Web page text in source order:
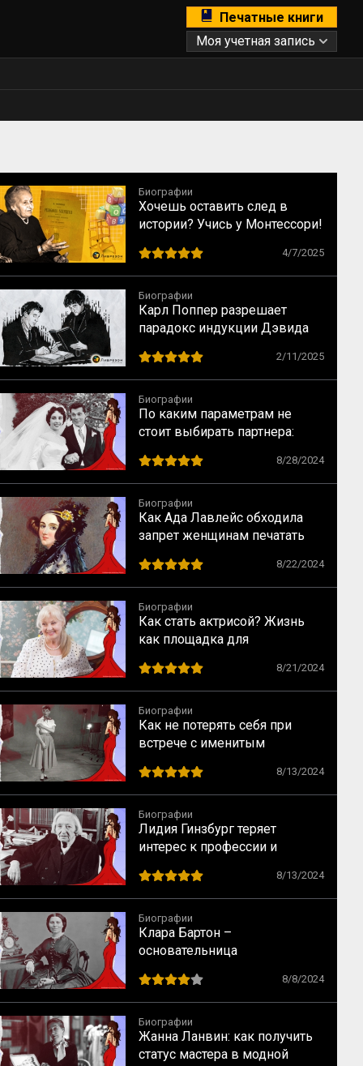
Печатные книги
Моя учетная запись
Биографии
Хочешь оставить след в
истории? Учись у Монтессори!
наследие
4/7/2025
Биографии
Карл Поппер разрешает
парадокс индукции Дэвида
2/11/2025
Биографии
По каким параметрам не
стоит выбирать партнера:
8/28/2024
Биографии
Как Ада Лавлейс обходила
запрет женщинам печатать
8/22/2024
Биографии
Как стать актрисой? Жизнь
как площадка для
8/21/2024
Биографии
Как не потерять себя при
встрече с именитым
Хепбёрн
8/13/2024
Биографии
Лидия Гинзбург теряет
интерес к профессии и
8/13/2024
Биографии
Клара Бартон –
основательница
Креста
8/8/2024
Биографии
Жанна Ланвин: как получить
статус мастера в модной